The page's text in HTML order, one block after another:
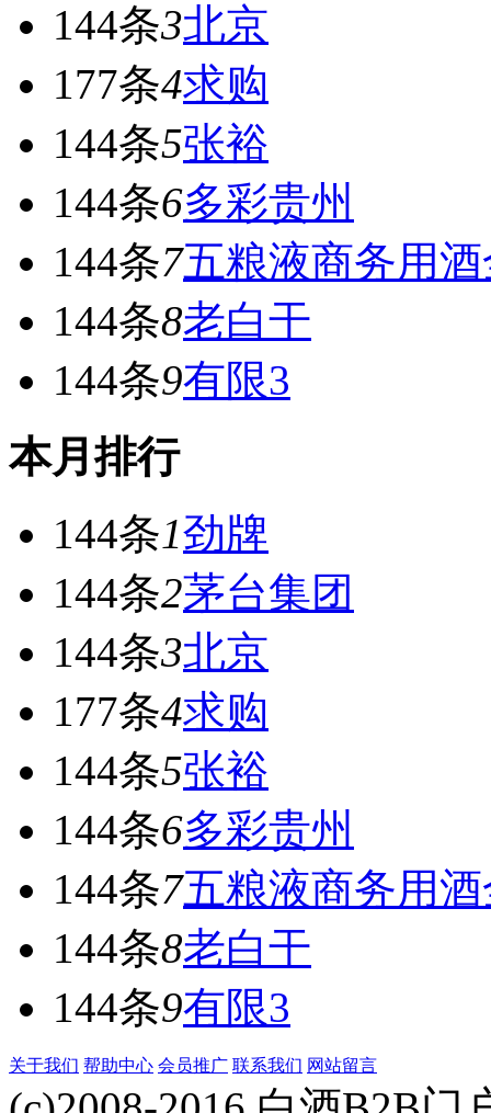
144条3北京
177条4求购
144条5张裕
144条6多彩贵州
144条7五粮液商务用
144条8老白干
144条9有限3
本月排行
144条1劲牌
144条2茅台集团
144条3北京
177条4求购
144条5张裕
144条6多彩贵州
144条7五粮液商务用
144条8老白干
144条9有限3
关于我们 帮助中心 会员推广 联系我们 网站留言